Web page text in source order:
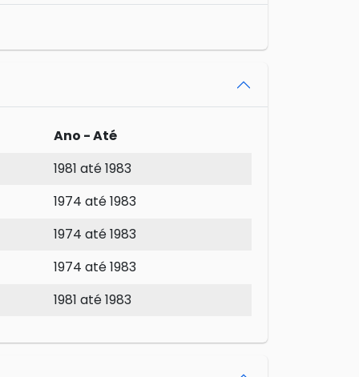
Ano - Até
1981 até 1983
1974 até 1983
1974 até 1983
1974 até 1983
1981 até 1983